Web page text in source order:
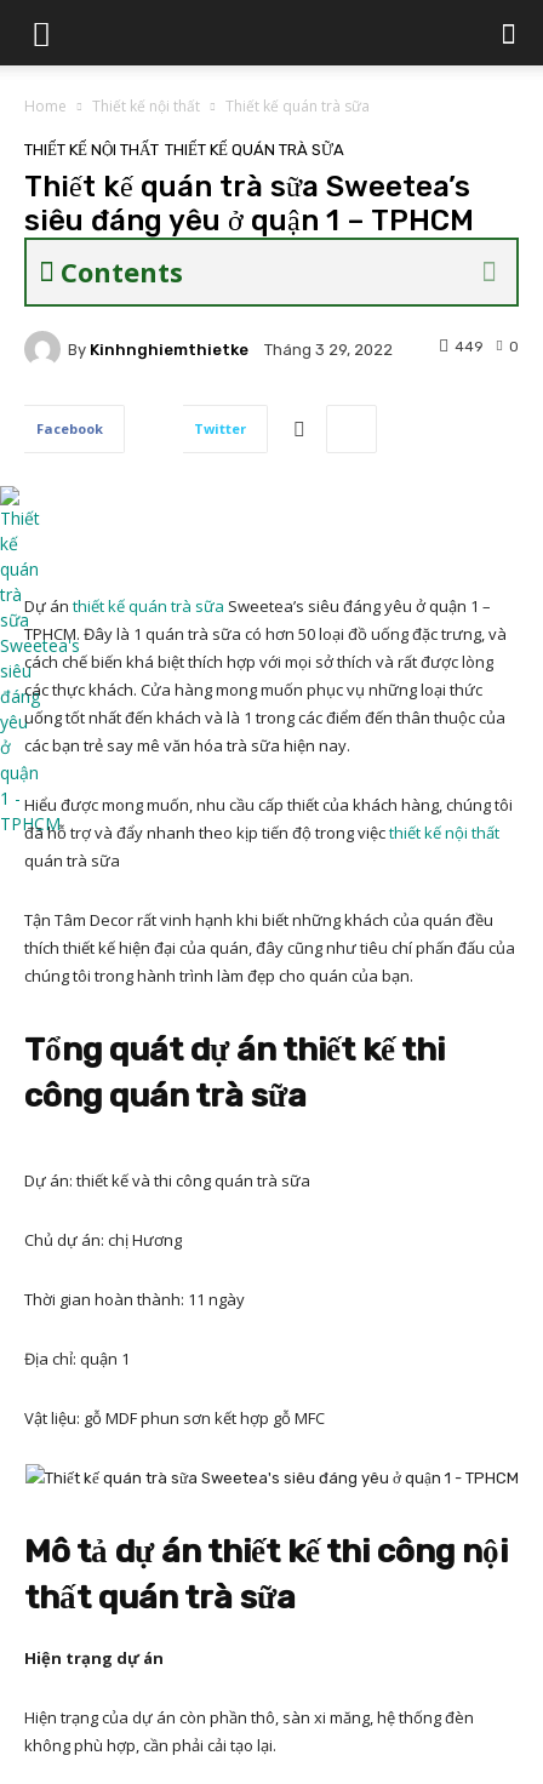
Home Thiết kế nội thất Thiết kế quán trà sữa
THIẾT KẾ NỘI THẤT THIẾT KẾ QUÁN TRÀ SỮA
Thiết kế quán trà sữa Sweetea’s
siêu đáng yêu ở quận 1 – TPHCM
Contents
By Kinhnghiemthietke Tháng 3 29, 2022 0
449
Facebook Twitter
Dự án thiết kế quán trà sữa Sweetea’s siêu đáng yêu ở quận 1 –
TPHCM. Đây là 1 quán trà sữa có hơn 50 loại đồ uống đặc trưng, và
cách chế biến khá biệt thích hợp với mọi sở thích và rất được lòng
các thực khách. Cửa hàng mong muốn phục vụ những loại thức
uống tốt nhất đến khách và là 1 trong các điểm đến thân thuộc của
các bạn trẻ say mê văn hóa trà sữa hiện nay.
Hiểu được mong muốn, nhu cầu cấp thiết của khách hàng, chúng tôi
đã hỗ trợ và đẩy nhanh theo kịp tiến độ trong việcthiết kế nội thất
quán trà sữa
Tận Tâm Decor rất vinh hạnh khi biết những khách của quán đều
thích thiết kế hiện đại của quán, đây cũng như tiêu chí phấn đấu của
chúng tôi trong hành trình làm đẹp cho quán của bạn.
Tổng quát dự án thiết kế thi
công quán trà sữa
Dự án: thiết kế và thi công quán trà sữa
Chủ dự án: chị Hương
Thời gian hoàn thành: 11 ngày
Địa chỉ: quận 1
Vật liệu: gỗ MDF phun sơn kết hợp gỗ MFC
Mô tả dự án thiết kế thi công nội
thất quán trà sữa
Hiện trạng dự án
Hiện trạng của dự án còn phần thô, sàn xi măng, hệ thống đèn
không phù hợp, cần phải cải tạo lại.